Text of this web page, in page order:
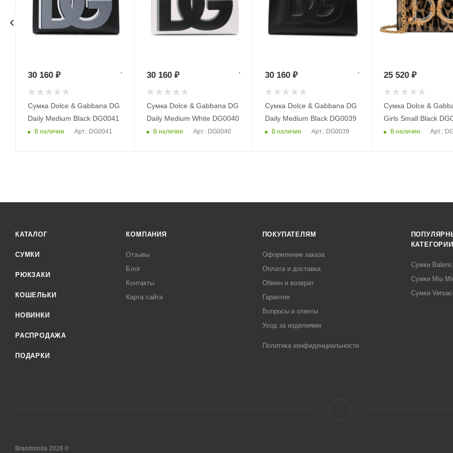
Сумка Dolce & Gabbana DG
Daily Medium Black DG0041
В наличии Арт.: DG0041
30 160₽
Сумка Dolce & Gabbana DG
Daily Medium White DG0040
В наличии Арт.: DG0040
30 160₽
Сумка Dolce & Gabbana DG
Daily Medium Black DG0039
В наличии Арт.: DG0039
30 160 ₽
Сумка Dolce &
Girls Small Black
В наличии Арт.:
25 520 ₽
КАТАЛОГ
СУМКИ
РЮКЗАКИ
КОШЕЛЬКИ
НОВИНКИ
РАСПРОДАЖА
ПОДАРКИ
КОМПАНИЯ
Отзывы
Блог
Контакты
Карта сайта
ПОКУПАТЕЛЯМ
Оформление заказа
Оплата и доставка
Обмен и возврат
Гарантия
Вопросы и ответы
Уход за изделиями
Политика конфиденциальности
КАТЕГОРИИ
Сумки
Сумки Miu
Сумки
Brandmoda 2026 ©